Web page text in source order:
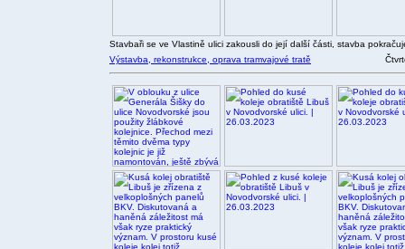
Stavbaři se ve Vlastině ulici zakousli do její další části, stavba
Výstavba, rekonstrukce, oprava tramvajové tratě